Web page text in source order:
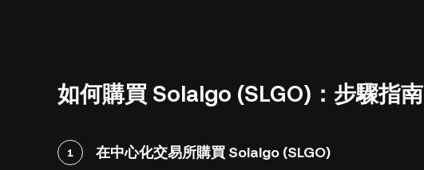
如何購買 Solalgo (SLGO)：步驟指南
1 在中心化交易所購買 Solalgo (SLGO)